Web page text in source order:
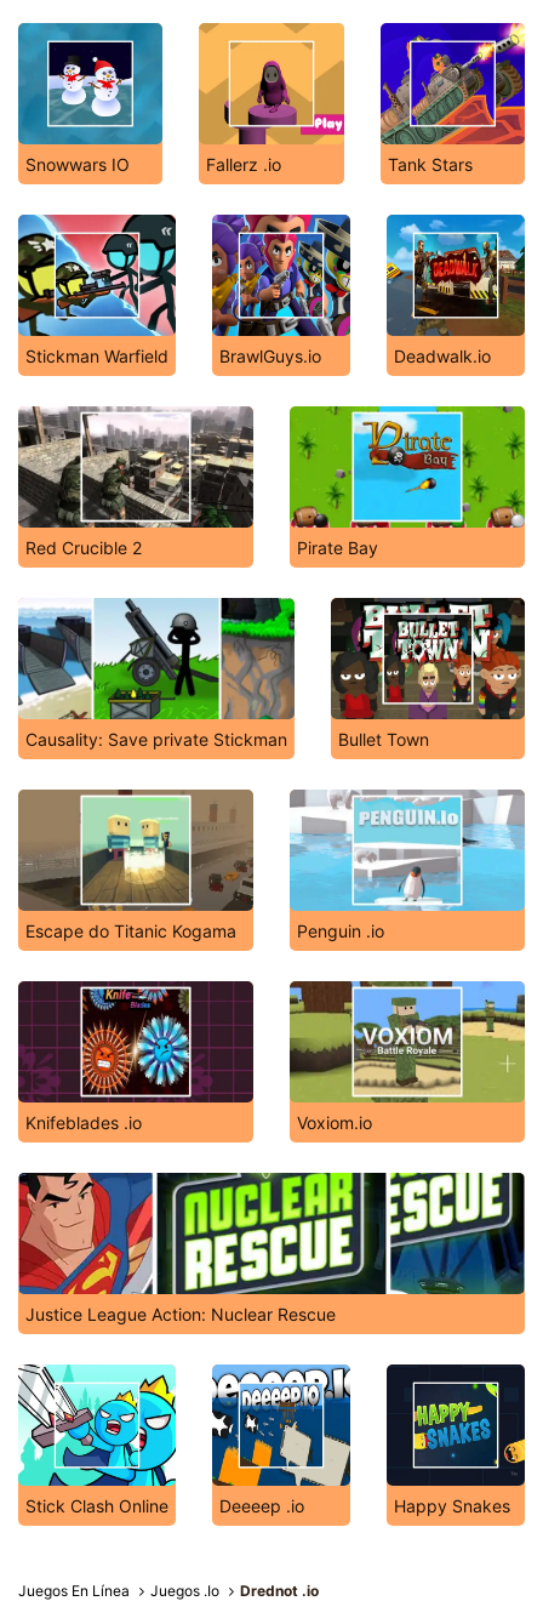
Snowwars IO Fallerz .io Tank Stars
Stickman Warfield BrawlGuys.io Deadwalk.io
Red Crucible 2 Pirate Bay
Causality: Save private Stickman Bullet Town
Escape do Titanic Kogama Penguin .io
Knifeblades .io Voxiom.io
Justice League Action: Nuclear Rescue
Stick Clash Online Deeeep .io Happy Snakes
Juegos En Línea Juegos .Io Drednot .io